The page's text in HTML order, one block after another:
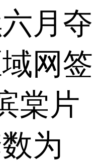
月夺
网签
棠片
为